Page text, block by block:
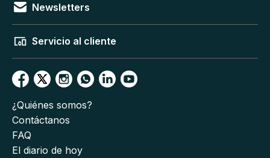
Newsletters
Servicio al cliente
¿Quiénes somos?
Contáctanos
FAQ
El diario de hoy